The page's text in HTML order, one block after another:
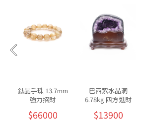
鈦晶手珠 13.7mm
強力招財
$66000
巴西紫水晶洞
6.78kg 四方進財
$13900